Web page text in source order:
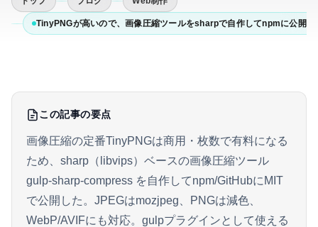
TinyPNGが高いので、画像圧縮ツールをsharpで自作してnpmに公開
この記事の要点
画像圧縮の定番TinyPNGは商用・枚数で有料になる
ため、sharp（libvips）ベースの画像圧縮ツール
gulp-sharp-compress を自作してnpm/GitHubにMIT
で公開した。JPEGはmozjpeg、PNGは減色、
WebP/AVIFにも対応。gulpプラグインとして使える